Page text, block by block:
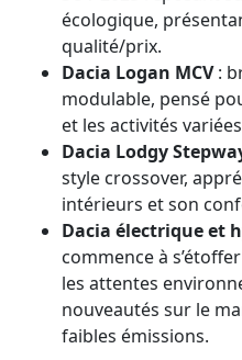
écologique,
qualité/prix.
Dacia Logan MCV:
modulable, pensé
et les activités
Dacia Lodgy
style crossover,
intérieurs et son
Dacia électrique et
commence à
les attentes
nouveautés sur le
faibles émissions.